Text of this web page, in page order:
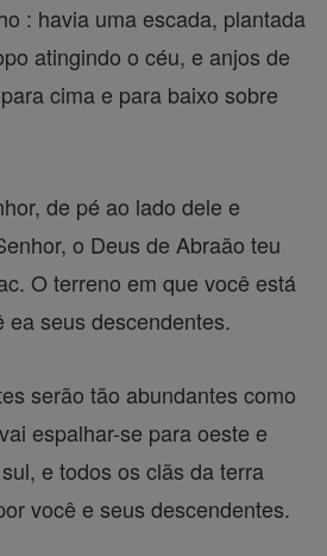
: havia uma escada, plantada
atingindo o céu, e anjos de
cima e para baixo sobre
de pé ao lado dele e
o Deus de Abraão teu
O terreno em que você está
ea seus descendentes.
serão tão abundantes como
espalhar-se para oeste e
e todos os clãs da terra
você e seus descendentes.